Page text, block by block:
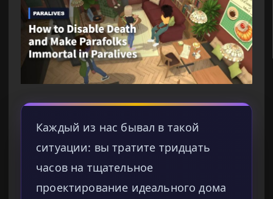
Каждый из нас бывал в такой
ситуации: вы тратите тридцать
часов на тщательное
проектирование идеального дома